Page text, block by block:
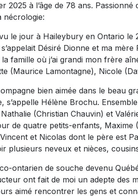
2025 à l’âge de 78 ans.
nécrologie:
vu le jour à Haileybury en Ontario
Désiré Dionne et ma
la famille où j’ai grandi mon frère
(Maurice Lamontagne), Nicole
bien aimée dans le beau
s’appelle Hélène Brochu.
(Christian Chauvin) et
de quatre petits-enfants,
et Nicolas dont le père est
plusieurs neveux et nièces,
ontarien de souche devenu
ont fait de moi un adepte des
aimé rencontrer les gens et